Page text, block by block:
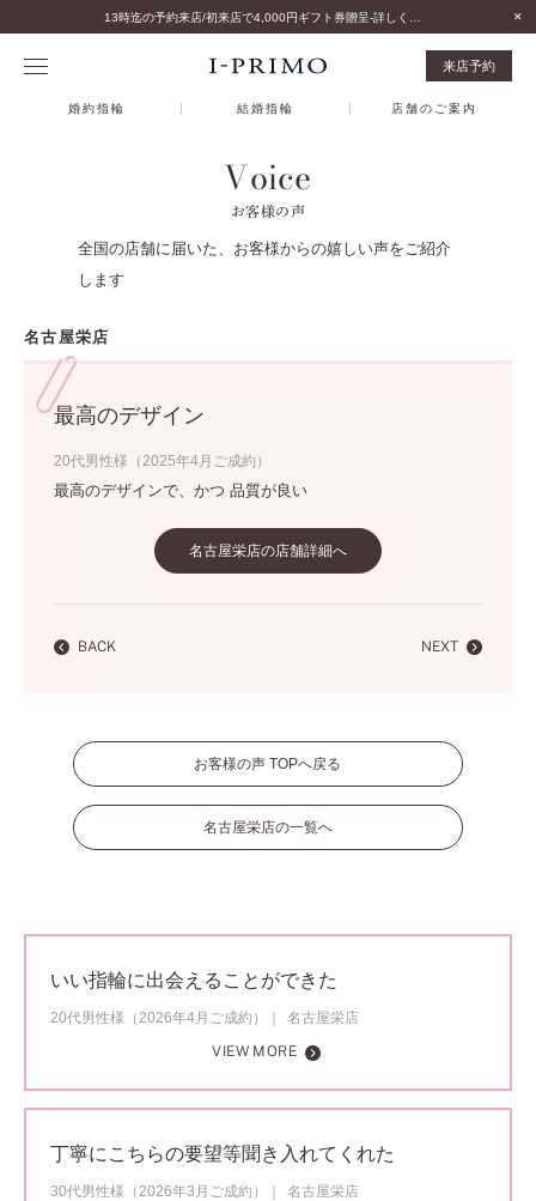
来店予約
婚約指輪 結婚指輪 店舗のご案内
Voice
お客様の声
全国の店舗に届いた、お客様からの嬉しい声をご紹介
します
名古屋栄店
最高のデザイン
20代男性様（2025年4月ご成約）
最高のデザインで、かつ 品質が良い
名古屋栄店の店舗詳細へ
BACK NEXT
お客様の声 TOPへ戻る
名古屋栄店の一覧へ
いい指輪に出会えることができた
20代男性様（2026年4月ご成約）
名古屋栄店
VIEW MORE
丁寧にこちらの要望等聞き入れてくれた
30代男性様（2026年3月ご成約）
名古屋栄店